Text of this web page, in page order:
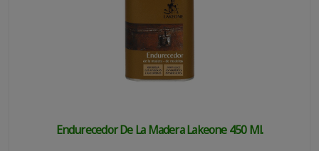
Endurecedor De La Madera Lakeone 450 Ml.